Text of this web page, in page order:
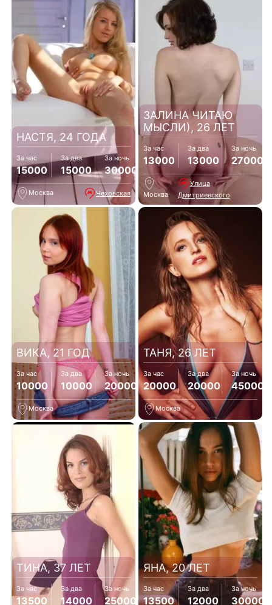
НАСТЯ, 24 ГОДА
За час
15000
За два
15000
За ночь
30000
Москва Чеховская
ЗАЛИНА ЧИТАЮ
МЫСЛИ), 26 ЛЕТ
За час
13000
За два
13000
За ночь
27000
Москва
Улица
Дмитриевского
ВИКА, 21 ГОД
За час
10000
За два
10000
За ночь
20000
Москва
ТАНЯ, 26 ЛЕТ
За час
20000
За два
20000
За ночь
45000
Москва
ТИНА, 37 ЛЕТ
За час
13500
За два
14000
За ночь
25000
ЯНА, 20 ЛЕТ
За час
13500
За два
12000
За ночь
30000